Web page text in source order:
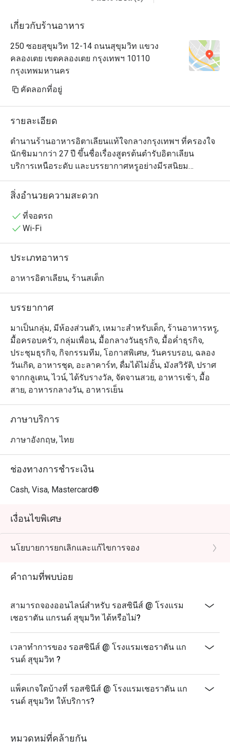
เกี่ยวกับร้านอาหาร
250 ซอยสุขุมวิท 12-14 ถนนสุขุมวิท แขวง
คลองเตย เขตคลองเตย กรุงเทพฯ 10110
กรุงเทพมหานคร
คัดลอกที่อยู่
รายละเอียด
ตำนานร้านอาหารอิตาเลียนแท้ใจกลางกรุงเทพฯ ที่ครองใจ
นักชิมมากว่า 27 ปี ขึ้นชื่อเรื่องสูตรต้นตำรับอิตาเลียน
บริการเหนือระดับ และบรรยากาศหรูอย่างมีรสนิยม
ตลอดหลายปีที่ผ่านมา ร้านยังต้อนรับเชฟเจ้าของดาวมิชลิน
จากหลากภูมิภาคของอิตาลี เชื่อมโยงกับรากวัฒนธรรมท้อง
รอสซินีส์ มอบประสบการณ์อาหารสุดคลาสสิกที่หยั่งรากใน
มรดกทางรสชาติ ถ่ายทอดด้วยความมั่นใจอย่างสง่างาม
สิ่งอำนวยความสะดวก
ที่จอดรถ
Wi-Fi
ประเภทอาหาร
อาหารอิตาเลียน, ร้านสเต็ก
บรรยากาศ
มาเป็นกลุ่ม, มีห้องส่วนตัว, เหมาะสำหรับเด็ก, ร้านอาหารหรู,
มื้อครอบครัว, กลุ่มเพื่อน, มื้อกลางวันธุรกิจ, มื้อค่ำธุรกิจ,
ประชุมธุรกิจ, กิจกรรมทีม, โอกาสพิเศษ, วันครบรอบ, ฉลอง
วันเกิด, อาหารชุด, อะลาคาร์ท, ดื่มได้ไม่อั้น, มังสวิรัติ, ปราศ
จากกลูเตน, ไวน์, ได้รับรางวัล, จัดจานสวย, อาหารเช้า, มื้อ
สาย, อาหารกลางวัน, อาหารเย็น
ภาษาบริการ
ภาษาอังกฤษ, ไทย
ช่องทางการชำระเงิน
Cash, Visa, Mastercard®
เงื่อนไขพิเศษ
นโยบายการยกเลิกและแก้ไขการจอง
คำถามที่พบบ่อย
สามารถจองออนไลน์สำหรับ รอสซินีส์ @ โรงแรม
เชอราตัน แกรนด์ สุขุมวิท ได้หรือไม่?
เวลาทำการของ รอสซินีส์ @ โรงแรมเชอราตัน แก
รนด์ สุขุมวิท ?
แพ็คเกจใดบ้างที่ รอสซินีส์ @ โรงแรมเชอราตัน แก
รนด์ สุขุมวิท ให้บริการ?
หมวดหมู่ที่คล้ายกัน